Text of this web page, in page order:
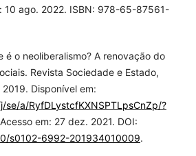
10 ago. 2022. ISBN: 978-65-87561-
é o neoliberalismo? A renovação do
Revista Sociedade e Estado,
Disponível em:
a/RyfDLystcfKXNSPTLpsCnZp/?
em: 27 dez. 2021. DOI:
s0102-6992-201934010009.